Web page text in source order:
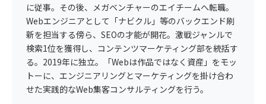
に従事。その後、メガベンチャーのエイチームへ転職。
Webエンジニアとして「ナビクル」等のバックエンド刷
新を担当する傍ら、SEOの才能が開花。激戦ジャンルで
検索1位を獲得し、コンテンツマーケティング部を統括す
る。2019年に独立。「Webは作品ではなく資産」をモッ
トーに、エンジニアリングとマーケティングを掛け合わ
せた実践的なWeb集客コンサルティングを行う。